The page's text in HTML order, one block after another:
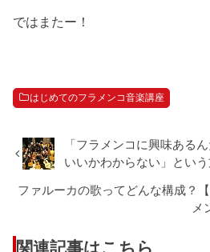
ではまたー！
はじめてのフラメンコ音楽講座
「フラメンコに興味ある
いいかわからない」とい
ファルーカの歌ってどんな構成？
メ
関連記事はこちら